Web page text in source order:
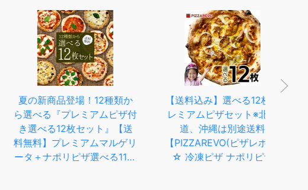
夏の新商品登場！12種類か
ら選べる『プレミアムピザ付
き選べる12枚セット』【送
料無料】プレミアムマルゲリ
ータ＋ナポリピザ選べる11枚
【送料込み】選べる12枚プ
レミアムピザセット※北海
道、沖縄は別途送料
【PIZZAREVO(ピザレボ)】
☆ 冷凍ピザ ナポリピザ